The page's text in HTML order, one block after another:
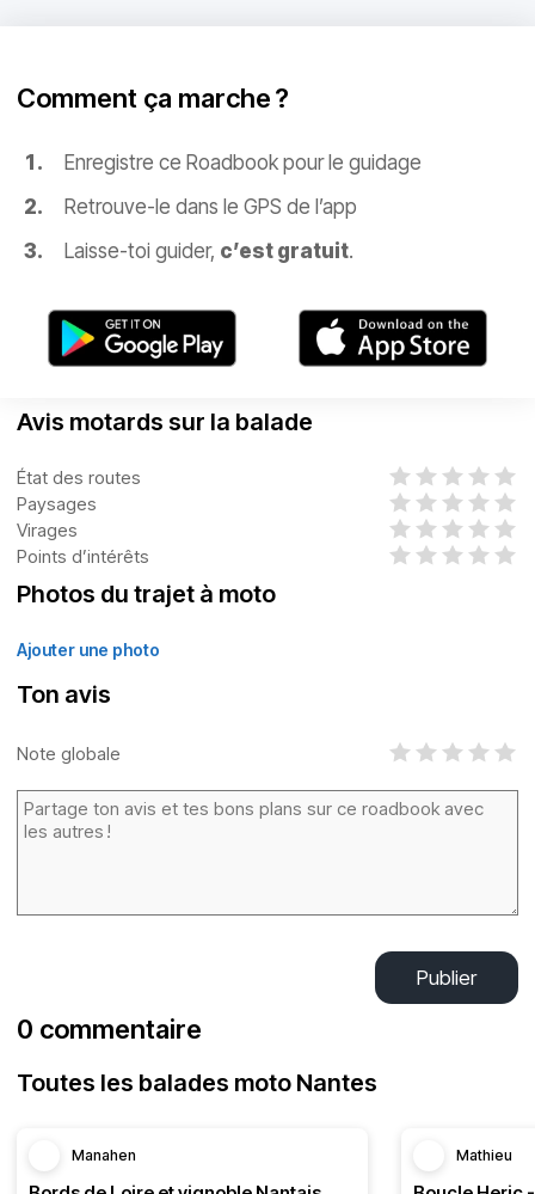
Comment ça marche ?
Enregistre ce Roadbook pour le guidage
Retrouve-le dans le GPS de l’app
Laisse-toi guider, c’est gratuit.
Avis motards sur la balade
État des routes
Paysages
Virages
Points d’intérêts
Photos du trajet à moto
Ajouter une photo
Ton avis
Note globale
Publier
0 commentaire
Toutes les balades moto Nantes
Manahen Mathieu